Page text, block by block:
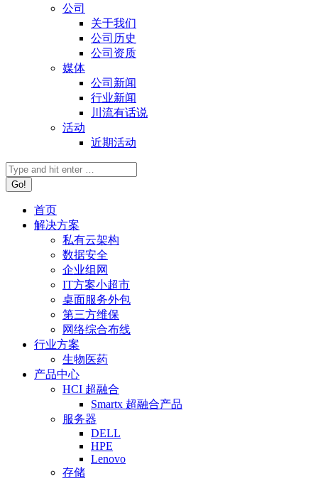
公司
关于我们
公司历史
公司资质
媒体
公司新闻
行业新闻
川流有话说
活动
近期活动
首页
解决方案
私有云架构
数据安全
企业组网
IT方案小超市
桌面服务外包
第三方维保
网络综合布线
行业方案
生物医药
产品中心
HCI 超融合
Smartx 超融合产品
服务器
DELL
HPE
Lenovo
存储